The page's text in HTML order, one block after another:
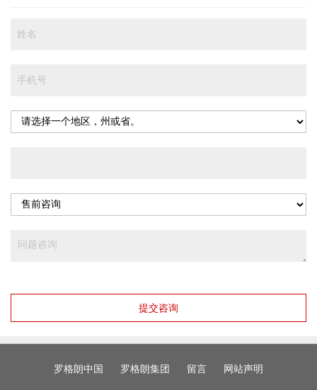
提交咨询
罗格朗中国 罗格朗集团 留言 网站声明